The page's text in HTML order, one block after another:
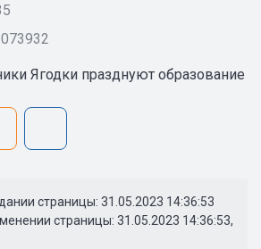
Ягодки празднуют образование
страницы: 31.05.2023 14:36:53
страницы: 31.05.2023 14:36:53,